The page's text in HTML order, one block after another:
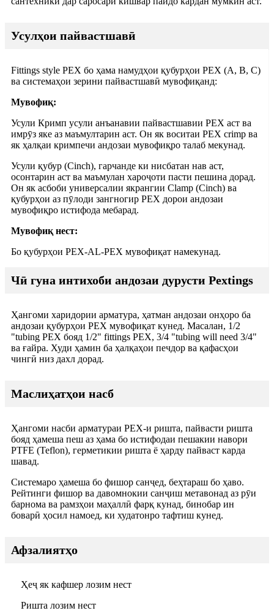
Усулҳои пайвастшавӣ
Fittings style PEX бо ҳама намудҳои қубурҳои PEX (A, B, C)
ва системаҳои зерини пайвастшавӣ мувофиқанд:
Мувофиқ:
Усули Кримп усули анъанавии пайвастшавии PEX аст ва
имрӯз яке аз маъмултарин аст. Он як воситаи PEX crimp ва
як ҳалқаи кримпечи андозаи мувофиқро талаб мекунад.
Усули қубур (Cinch), гарчанде ки нисбатан нав аст,
осонтарин аст ва маъмулан хароҷоти пасти пешина дорад.
Он як асбоби универсалии якрангии Clamp (Cinch) ва
қубурҳои аз пӯлоди зангногир PEX дорои андозаи
мувофиқро истифода мебарад.
Мувофиқ нест:
Бо қубурҳои PEX-AL-PEX мувофиқат намекунад.
Чӣ гуна интихоби андозаи дурусти Pextings
Ҳангоми харидории арматура, ҳатман андозаи онҳоро ба
андозаи қубурҳои PEX мувофиқат кунед. Масалан, 1/2
"tubing PEX бояд 1/2" fittings PEX, 3/4 "tubing will need 3/4"
ва ғайра. Худи ҳамин ба ҳалқаҳои печдор ва қафасҳои
чингӣ низ дахл дорад.
Маслиҳатҳои насб
Ҳангоми насби арматураи PEX-и ришта, пайвасти ришта
бояд ҳамеша пеш аз ҳама бо истифодаи пешакии навори
PTFE (Teflon), герметикии ришта ё ҳарду пайваст карда
шавад.
Системаро ҳамеша бо фишор санҷед, беҳтараш бо ҳаво.
Рейтинги фишор ва давомнокии санҷиш метавонад аз рӯи
барнома ва рамзҳои маҳаллӣ фарқ кунад, бинобар ин
боварӣ ҳосил намоед, ки худатонро тафтиш кунед.
Афзалиятҳо
Ҳеҷ як кафшер лозим нест
Ришта лозим нест